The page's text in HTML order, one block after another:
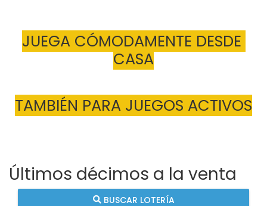
JUEGA CÓMODAMENTE DESDE
CASA
TAMBIÉN PARA JUEGOS ACTIVOS
Últimos décimos a la venta
BUSCAR LOTERÍA